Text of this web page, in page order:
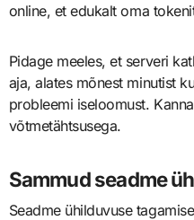
online, et edukalt oma
Pidage meeles, et serveri
aja, alates mõnest minutist
probleemi iseloomust.
võtmetähtsusega.
Sammud seadme
Seadme ühilduvuse